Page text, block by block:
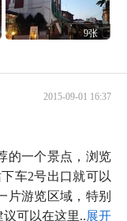
9张
2015-09-01 16:37
的一个景点，浏览
车2号出口就可以
片游览区域，特别
议可以在这里...展开